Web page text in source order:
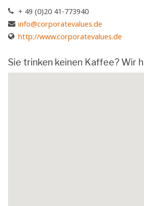
+ 49 (0)20 41-773940
info@corporatevalues.de
http://www.corporatevalues.de
Sie trinken keinen Kaffee? Wir